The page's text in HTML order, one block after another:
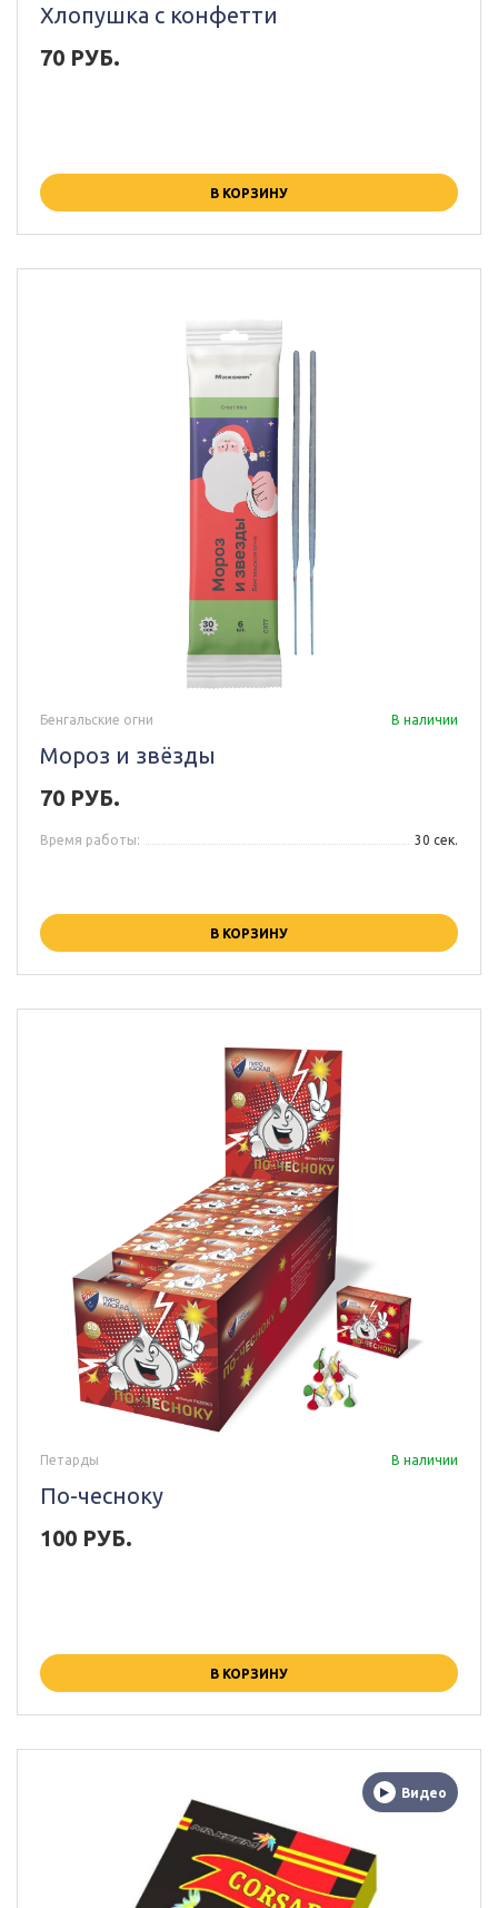
Хлопушка с конфетти
70 РУБ.
В КОРЗИНУ
Бенгальские огни В наличии
Мороз и звёзды
70 РУБ.
Время работы: 30 сек.
В КОРЗИНУ
Петарды В наличии
По-чесноку
100 РУБ.
В КОРЗИНУ
Видео